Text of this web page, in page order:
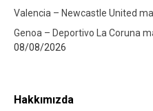
Valencia – Newcastle United
Genoa – Deportivo La Coruna
08/08/2026
Hakkımızda